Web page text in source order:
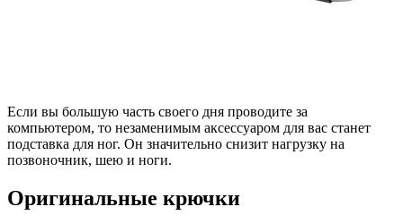
Если вы большую часть своего дня проводите за
компьютером, то незаменимым аксессуаром для вас станет
подставка для ног. Он значительно снизит нагрузку на
позвоночник, шею и ноги.
Оригинальные крючки